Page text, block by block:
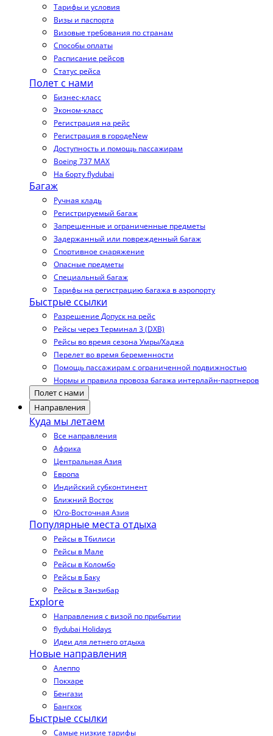
Тарифы и условия
Визы и паспорта
Визовые требования по странам
Способы оплаты
Расписание рейсов
Статус рейса
Полет с нами
Бизнес-класс
Эконом-класс
Регистрация на рейс
Регистрация в городеNew
Доступность и помощь пассажирам
Boeing 737 MAX
На борту flydubai
Багаж
Ручная кладь
Регистрируемый багаж
Запрещенные и ограниченные предметы
Задержанный или поврежденный багаж
Спортивное снаряжение
Опасные предметы
Специальный багаж
Тарифы на регистрацию багажа в аэропорту
Быстрые ссылки
Разрешение Допуск на рейс
Рейсы через Терминал 3 (DXB)
Рейсы во время сезона Умры/Хаджа
Перелет во время беременности
Помощь пассажирам с ограниченной подвижностью
Нормы и правила провоза багажа интерлайн-партнеров
Полет с нами
Направления
Куда мы летаем
Все направления
Африка
Центральная Азия
Европа
Индийский субконтинент
Ближний Восток
Юго-Восточная Азия
Популярные места отдыха
Рейсы в Тбилиси
Рейсы в Мале
Рейсы в Коломбо
Рейсы в Баку
Рейсы в Занзибар
Explore
Направления с визой по прибытии
flydubai Holidays
Идеи для летнего отдыха
Новые направления
Алеппо
Покхаре
Бенгази
Бангкок
Быстрые ссылки
Самые низкие тарифы